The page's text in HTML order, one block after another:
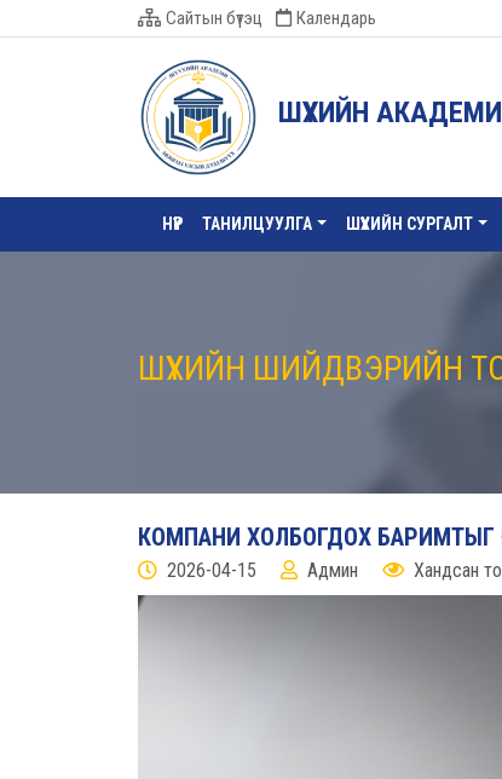
Сайтын бүтэц Календарь
ШҮҮХИЙН АКАДЕМИ
НҮҮР ТАНИЛЦУУЛГА ШҮҮХИЙН СУРГАЛТ
ШҮҮХИЙН ШИЙДВЭРИЙН
КОМПАНИ ХОЛБОГДОХ БАРИМТЫГ
2026-04-15 Админ Хандсан